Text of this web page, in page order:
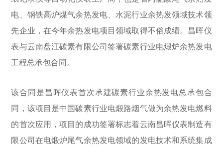
电、钢铁高炉煤气余热发电、水泥行业余热发领域技术领
先企业，在今年余热发电项目领域取得不俗成绩。昌晖仪
表与云南盘江碳素有限公司签署碳素行业电煅炉余热发电
工程总承包合同。
该合同是昌晖仪表首次承建碳素行业余热发电总承包合
同，该项目是中国碳素行业电煅路烟气做为余热发电燃料
的首次应用，项目的成功签署标志着云南昌晖仪表制造有
限公司在电煅炉尾气余热发电领域的发电技术和系统集成